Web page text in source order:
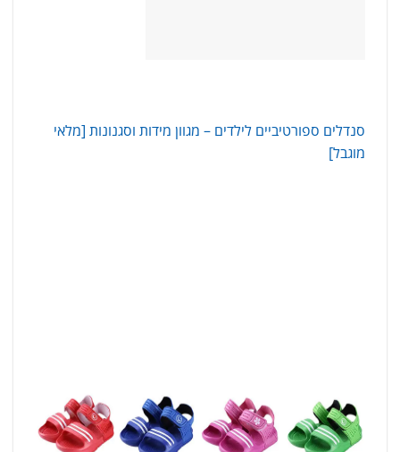
סנדלים ספורטיביים לילדים – מגוון מידות וסגנונות [מלאי
מוגבל]